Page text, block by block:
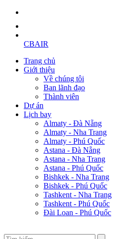
CBAIR
Trang chủ
Giới thiệu
Về chúng tôi
Ban lãnh đạo
Thành viên
Dự án
Lịch bay
Almaty - Đà Nẵng
Almaty - Nha Trang
Almaty - Phú Quốc
Astana - Đà Nẵng
Astana - Nha Trang
Astana - Phú Quốc
Bishkek - Nha Trang
Bishkek - Phú Quốc
Tashkent - Nha Trang
Tashkent - Phú Quốc
Đài Loan - Phú Quốc